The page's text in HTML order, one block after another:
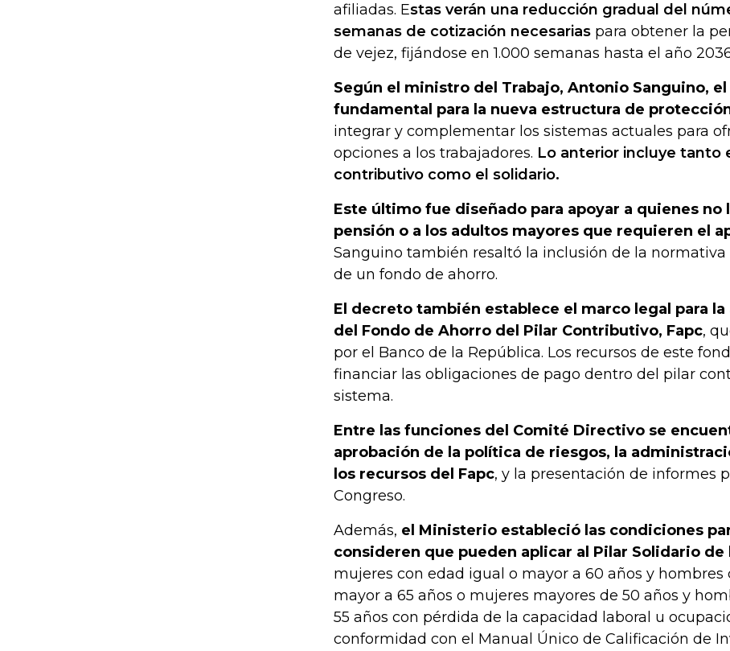
afiliadas. Estas verán una reducción gradual del
semanas de cotización necesarias para obtener la
de vejez, fijándose en 1.000 semanas hasta el año
Según el ministro del Trabajo, Antonio Sanguino,
fundamental para la nueva estructura de
integrar y complementar los sistemas actuales para
opciones a los trabajadores. Lo anterior incluye tanto
contributivo como el solidario.
Este último fue diseñado para apoyar a quienes no
pensión o a los adultos mayores que requieren el
Sanguino también resaltó la inclusión de la normativa
de un fondo de ahorro.
El decreto también establece el marco legal para
del Fondo de Ahorro del Pilar Contributivo, Fapc,
por el Banco de la República. Los recursos de este
financiar las obligaciones de pago dentro del pilar
sistema.
Entre las funciones del Comité Directivo se
aprobación de la política de riesgos, la
los recursos del Fapc, y la presentación de informes
Congreso.
Además, el Ministerio estableció las condiciones
consideren que pueden aplicar al Pilar Solidario de
mujeres con edad igual o mayor a 60 años y hombres
mayor a 65 años o mujeres mayores de 50 años y
55 años con pérdida de la capacidad laboral u
conformidad con el Manual Único de Calificación de